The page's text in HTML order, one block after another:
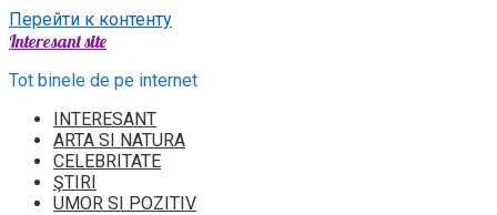
Перейти к контенту
Interesant site
Tot binele de pe internet
INTERESANT
ARTA SI NATURA
CELEBRITATE
ŞTIRI
UMOR SI POZITIV